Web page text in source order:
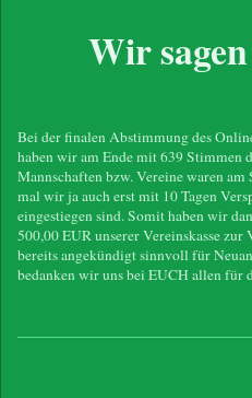
Wir
Bei der finalen Abstimmung des
haben wir am Ende mit 639 Stimmen
Mannschaften bzw. Vereine waren
mal wir ja auch erst mit 10 Tagen
eingestiegen sind. Somit haben wir
500,00 EUR unserer Vereinskasse
bereits angekündigt sinnvoll für
bedanken wir uns bei EUCH allen für